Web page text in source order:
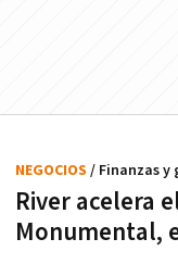
River acelera
Monumental,
NEGOCIOS / Finanzas y